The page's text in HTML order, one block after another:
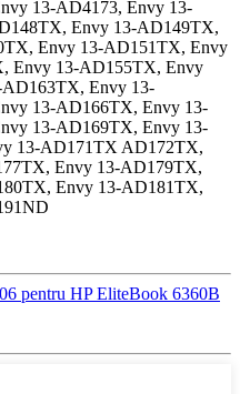
13-AD4173, Envy 13-
Envy 13-AD149TX,
Envy 13-AD151TX, Envy
Envy 13-AD155TX, Envy
Envy 13-
13-AD166TX, Envy 13-
13-AD169TX, Envy 13-
13-AD171TX AD172TX,
Envy 13-AD179TX,
Envy 13-AD181TX,
pentru HP EliteBook 6360B